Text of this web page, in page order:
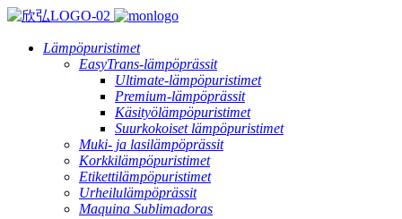
Lämpöpuristimet
EasyTrans-lämpöprässit
Ultimate-lämpöpuristimet
Premium-lämpöprässit
Käsityölämpöpuristimet
Suurkokoiset lämpöpuristimet
Muki- ja lasilämpöprässit
Korkkilämpöpuristimet
Etikettilämpöpuristimet
Urheilulämpöprässit
Maquina Sublimadoras